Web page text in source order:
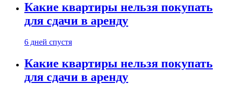
Какие квартиры нельзя покупать
для сдачи в аренду
6 дней спустя
Какие квартиры нельзя покупать
для сдачи в аренду